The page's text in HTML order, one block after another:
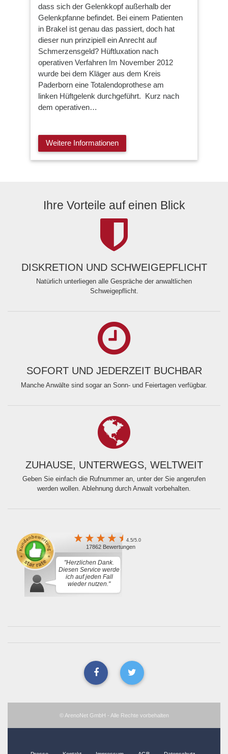
dass sich der Gelenkkopf außerhalb der
Gelenkpfanne befindet. Bei einem Patienten
in Brakel ist genau das passiert, doch hat
dieser nun prinzipiell ein Anrecht auf
Schmerzensgeld? Hüftluxation nach
operativen Verfahren Im November 2012
wurde bei dem Kläger aus dem Kreis
Paderborn eine Totalendoprothese am
linken Hüftgelenk durchgeführt. Kurz nach
dem operativen…
Weitere Informationen
Ihre Vorteile auf einen Blick
DISKRETION UND SCHWEIGEPFLICHT
Natürlich unterliegen alle Gespräche der anwaltlichen
Schweigepflicht.
SOFORT UND JEDERZEIT BUCHBAR
Manche Anwälte sind sogar an Sonn- und Feiertagen verfügbar.
ZUHAUSE, UNTERWEGS, WELTWEIT
Geben Sie einfach die Rufnummer an, unter der Sie angerufen
werden wollen. Ablehnung durch Anwalt vorbehalten.
4.5/5.0
17862 Bewertungen
"Herzlichen Dank.
Diesen Service werde
ich auf jeden Fall
wieder nutzen."
© ArenoNet GmbH - Alle Rechte vorbehalten